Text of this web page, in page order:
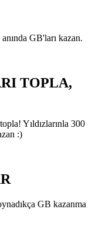
GB'ları kazan.
TOPLA,
Yıldızlarınla 300
:)
GB kazanma